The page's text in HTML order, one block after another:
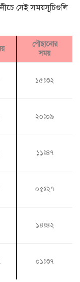
সেই সময়সূচিগুলি
পৌছানোর
সময়
১৫ঃ৩২
২০ঃ০৯
১১ঃ৪৭
০৫ঃ২৭
১৪ঃ৪২
০১ঃ৩৭